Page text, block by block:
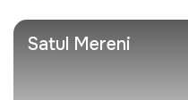
Satul Mereni